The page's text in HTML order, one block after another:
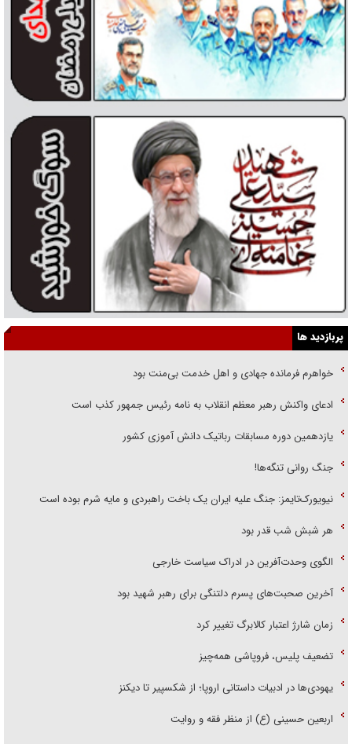
پربازدید ها
خواهرم فرمانده جهادی و اهل خدمت بی‌منت بود
ادعای واکنش رهبر معظم انقلاب به نامه رئیس جمهور کذب است
یازدهمین دوره مسابقات رباتیک دانش آموزی کشور
جنگ روانی تنگه‌ها!
نیویورک‌تایمز: جنگ علیه ایران یک باخت راهبردی و مایه شرم بوده است
هر شبش شب قدر بود
الگوی وحدت‌آفرین در ادراک سیاست خارجی
آخرین صحبت‌های پسرم دلتنگی برای رهبر شهید بود
زمان شارژ اعتبار کالابرگ تغییر کرد
تضعیف پلیس، فروپاشی همه‌چیز
یهودی‌ها در ادبیات داستانی اروپا؛ از شکسپیر تا دیکنز
اربعین حسینی (ع) از منظر فقه و روایت